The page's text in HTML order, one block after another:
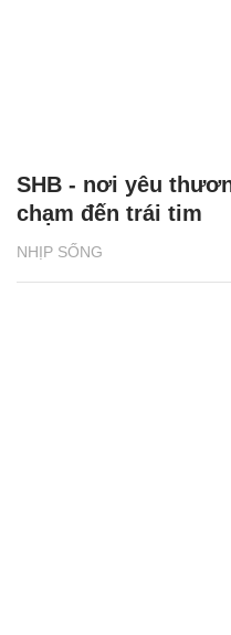
NHỊP SỐNG
SHB - nơi yêu
chạm đến trái tim